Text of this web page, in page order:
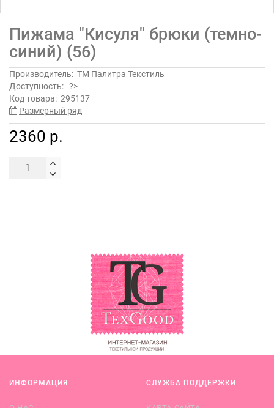
Пижама "Кисуля" брюки (темно-
синий) (56)
Производитель: ТМ Палитра Текстиль
Доступность: ?>
Код товара: 295137
Размерный ряд
2360 р.
ИНФОРМАЦИЯ СЛУЖБА ПОДДЕРЖКИ